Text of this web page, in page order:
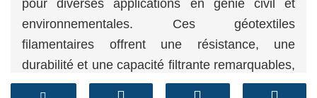
pour diverses applications en génie civil et
environnementales. Ces géotextiles
filamentaires offrent une résistance, une
durabilité et une capacité filtrante remarquables,
ce qui en fait un choix idéal pour la construction